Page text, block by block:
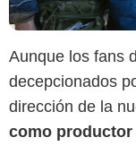
Aunque los fans
decepcionados
dirección de la
como